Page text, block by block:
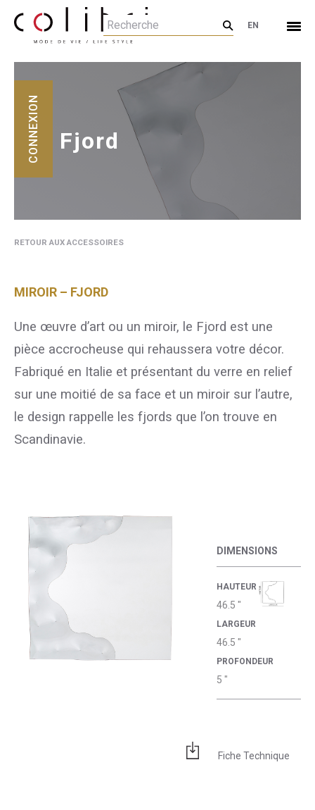
EN
CONNEXION Fjord
RETOUR AUX ACCESSOIRES
MIROIR – FJORD
Une œuvre d’art ou un miroir, le Fjord est une
pièce accrocheuse qui rehaussera votre décor.
Fabriqué en Italie et présentant du verre en relief
sur une moitié de sa face et un miroir sur l’autre,
le design rappelle les fjords que l’on trouve en
Scandinavie.
DIMENSIONS
HAUTEUR
46.5 "
LARGEUR
46.5 "
PROFONDEUR
5 "
Fiche Technique